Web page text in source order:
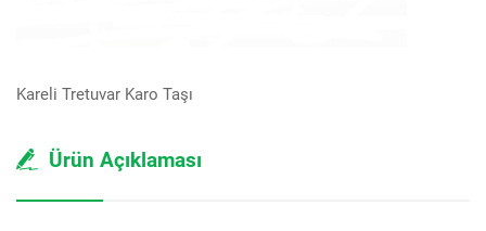
Kareli Tretuvar Karo Taşı
Ürün Açıklaması